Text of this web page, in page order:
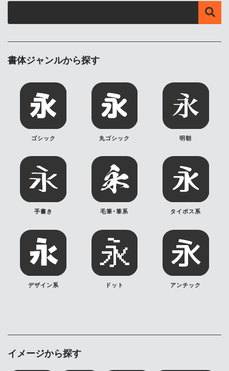
書体ジャンルから探す
ゴシック 丸ゴシック 明朝
手書き 毛筆･筆系 タイポス系
デザイン系 ドット アンチック
イメージから探す